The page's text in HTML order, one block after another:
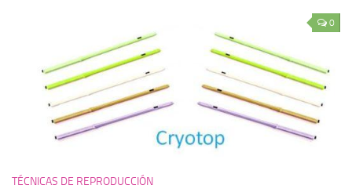
0
TÉCNICAS DE REPRODUCCIÓN